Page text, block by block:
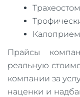
Прайсы
реальную
компании за
наценки и